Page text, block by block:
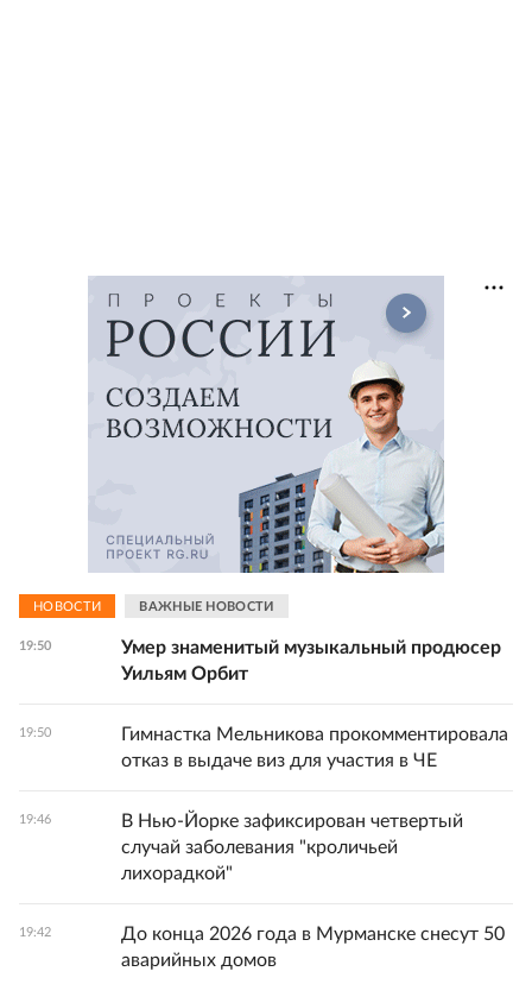
НОВОСТИ ВАЖНЫЕ НОВОСТИ
19:50
Умер знаменитый музыкальный продюсер
Уильям Орбит
19:50
Гимнастка Мельникова прокомментировала
отказ в выдаче виз для участия в ЧЕ
19:46
В Нью-Йорке зафиксирован четвертый
случай заболевания "кроличьей
лихорадкой"
19:42
До конца 2026 года в Мурманске снесут 50
аварийных домов